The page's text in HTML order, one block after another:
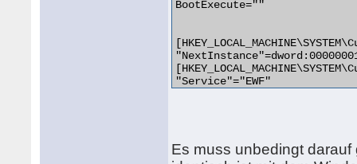
BootExecute=""
"Service"="EWF"
Es muss unbedingt